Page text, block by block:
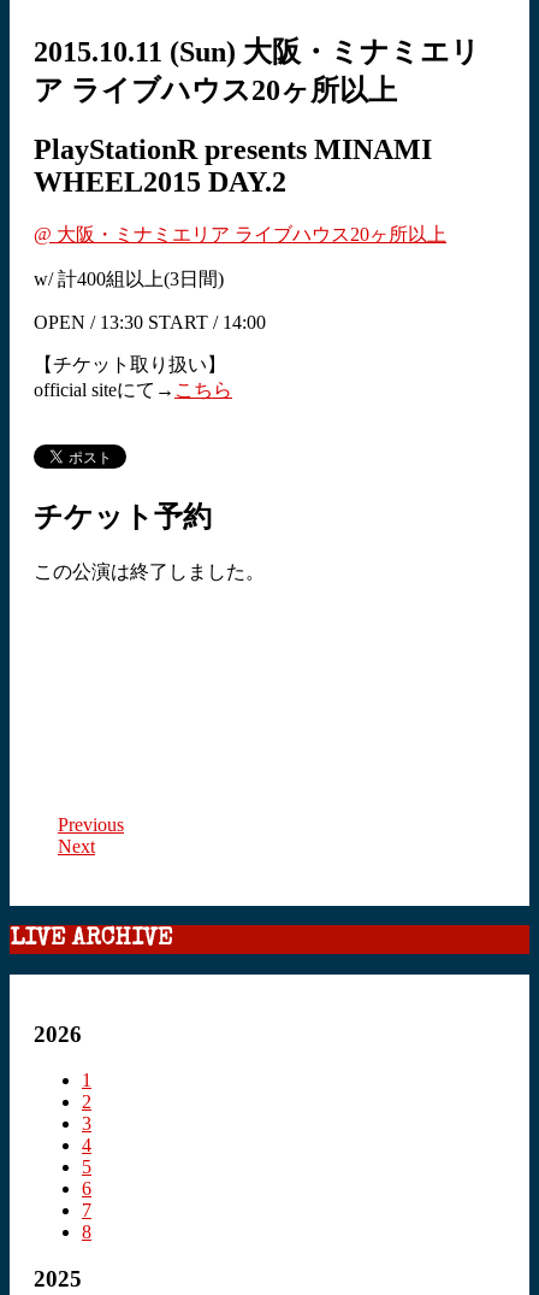
2015.10.11 (Sun) 大阪・ミナミエリ
ア ライブハウス20ヶ所以上
PlayStationR presents MINAMI
WHEEL2015 DAY.2
@ 大阪・ミナミエリア ライブハウス20ヶ所以上
w/ 計400組以上(3日間)
OPEN / 13:30 START / 14:00
【チケット取り扱い】
official siteにて→ こちら
チケット予約
この公演は終了しました。
Previous
Next
LIVE ARCHIVE
2026
1
2
3
4
5
6
7
8
2025